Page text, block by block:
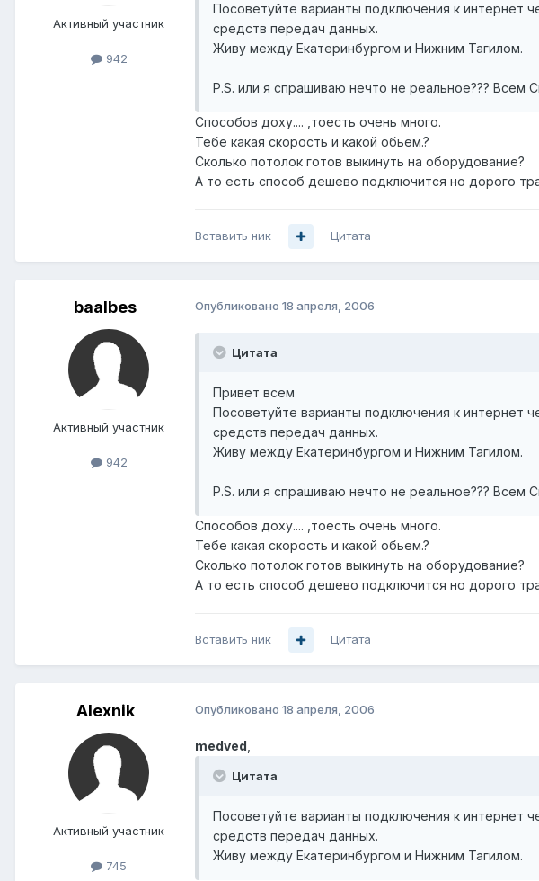
Активный участник
942
Посоветуйте варианты подключения к интернет
средств передач данных.
Живу между Екатеринбургом и Нижним Тагилом.
P.S. или я спрашиваю нечто не реальное??? Всем
Способов доху.... ,тоесть очень много.
Тебе какая скорость и какой обьем.?
Сколько потолок готов выкинуть на оборудование?
А то есть способ дешево подключится но дорого
Вставить ник Цитата
baalbes
Активный участник
942
Опубликовано 18 апреля, 2006
Цитата
Привет всем
Посоветуйте варианты подключения к интернет
средств передач данных.
Живу между Екатеринбургом и Нижним Тагилом.
P.S. или я спрашиваю нечто не реальное??? Всем
Способов доху.... ,тоесть очень много.
Тебе какая скорость и какой обьем.?
Сколько потолок готов выкинуть на оборудование?
А то есть способ дешево подключится но дорого
Вставить ник Цитата
Alexnik
Активный участник
745
Опубликовано 18 апреля, 2006
medved
Цитата
Посоветуйте варианты подключения к интернет
средств передач данных.
Живу между Екатеринбургом и Нижним Тагилом.